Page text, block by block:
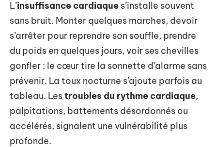
L’insuffisance cardiaque s’installe souvent
sans bruit. Monter quelques marches, devoir
s’arrêter pour reprendre son souffle, prendre
du poids en quelques jours, voir ses chevilles
gonfler : le cœur tire la sonnette d’alarme sans
prévenir. La toux nocturne s’ajoute parfois au
tableau. Lestroubles du rythme cardiaque,
palpitations, battements désordonnés ou
accélérés, signalent une vulnérabilité plus
profonde.